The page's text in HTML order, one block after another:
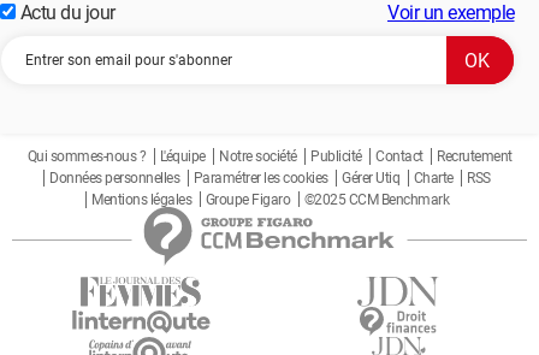
Actu du jour Voir un exemple
Qui sommes-nous ? L'équipe Notre société Publicité Contact
Recrutement
Données personnelles
Paramétrer les cookies Gérer Utiq Charte
RSS
Mentions légales
Groupe Figaro ©2025 CCM Benchmark